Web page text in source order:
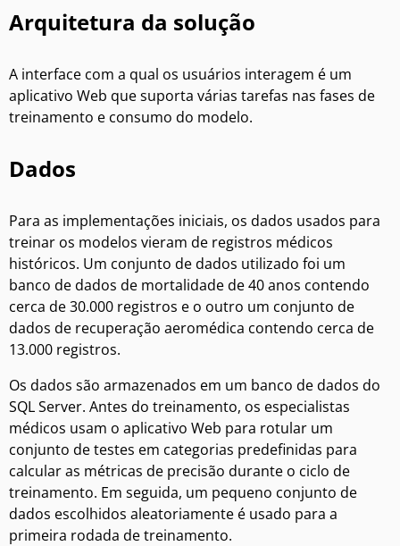
Arquitetura da solução
A interface com a qual os usuários interagem é um
aplicativo Web que suporta várias tarefas nas fases de
treinamento e consumo do modelo.
Dados
Para as implementações iniciais, os dados usados para
treinar os modelos vieram de registros médicos
históricos. Um conjunto de dados utilizado foi um
banco de dados de mortalidade de 40 anos contendo
cerca de 30.000 registros e o outro um conjunto de
dados de recuperação aeromédica contendo cerca de
13.000 registros.
Os dados são armazenados em um banco de dados do
SQL Server. Antes do treinamento, os especialistas
médicos usam o aplicativo Web para rotular um
conjunto de testes em categorias predefinidas para
calcular as métricas de precisão durante o ciclo de
treinamento. Em seguida, um pequeno conjunto de
dados escolhidos aleatoriamente é usado para a
primeira rodada de treinamento.